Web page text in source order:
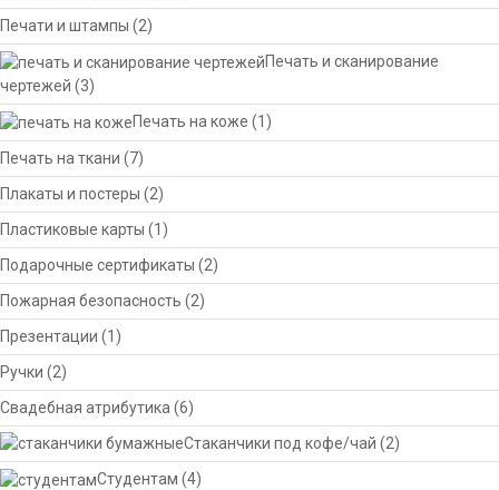
Печати и штампы (2)
Печать и сканирование
чертежей (3)
Печать на коже (1)
Печать на ткани (7)
Плакаты и постеры (2)
Пластиковые карты (1)
Подарочные сертификаты (2)
Пожарная безопасность (2)
Презентации (1)
Ручки (2)
Свадебная атрибутика (6)
Стаканчики под кофе/чай (2)
Студентам (4)